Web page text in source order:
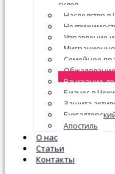
судов
Наследство в
Управление
Семейное
Взыскание
Бизнес в
Защита
Апостиль
О нас
Статьи
Контакты